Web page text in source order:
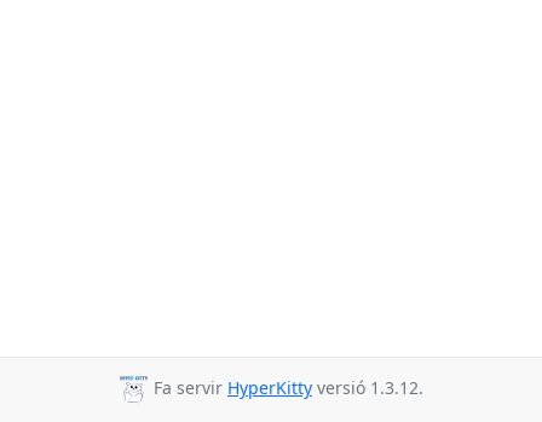
Fa servir HyperKitty versió 1.3.12.